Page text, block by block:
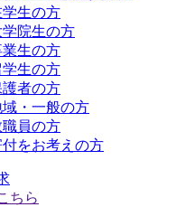
学生の方
学院生の方
業生の方
学生の方
護者の方
域・一般の方
職員の方
付をお考えの方
ちら